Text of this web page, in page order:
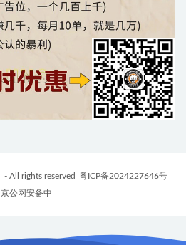
- All rights reserved 粤ICP备2024227646号
京公网安备中